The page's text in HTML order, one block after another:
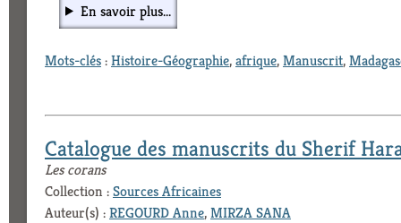
En savoir plus...
Mots-clés:Histoire-Géographie,afrique,Manuscrit,
Catalogue des manuscrits du Sherif
Les corans
Collection :Sources Africaines
Auteur(s) :REGOURD Anne,MIRZA SANA